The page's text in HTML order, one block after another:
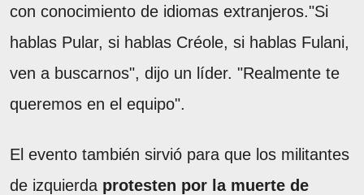
con conocimiento de idiomas extranjeros."Si
hablas Pular, si hablas Créole, si hablas Fulani,
ven a buscarnos", dijo un líder. "Realmente te
queremos en el equipo".
El evento también sirvió para que los militantes
de izquierda protesten por la muerte de